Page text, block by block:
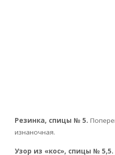
Резинка, спицы № 5.
изнаночная.
Узор из «кос», спицы № 5,5.